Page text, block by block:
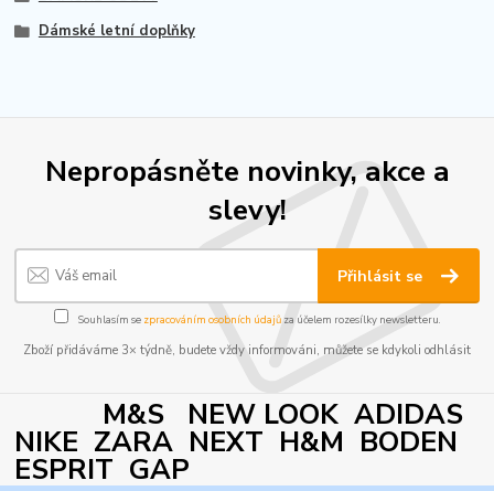
Dámské letní doplňky
Nepropásněte novinky, akce a
slevy!
Přihlásit se
Souhlasím se zpracováním osobních údajůza účelem rozesílky newsletteru.
Zboží přidáváme 3× týdně, budete vždy informováni, můžete se kdykoli odhlásit
M&S NEW LOOK ADIDAS
NIKE ZARA NEXT H&M BODEN
ESPRIT GAP